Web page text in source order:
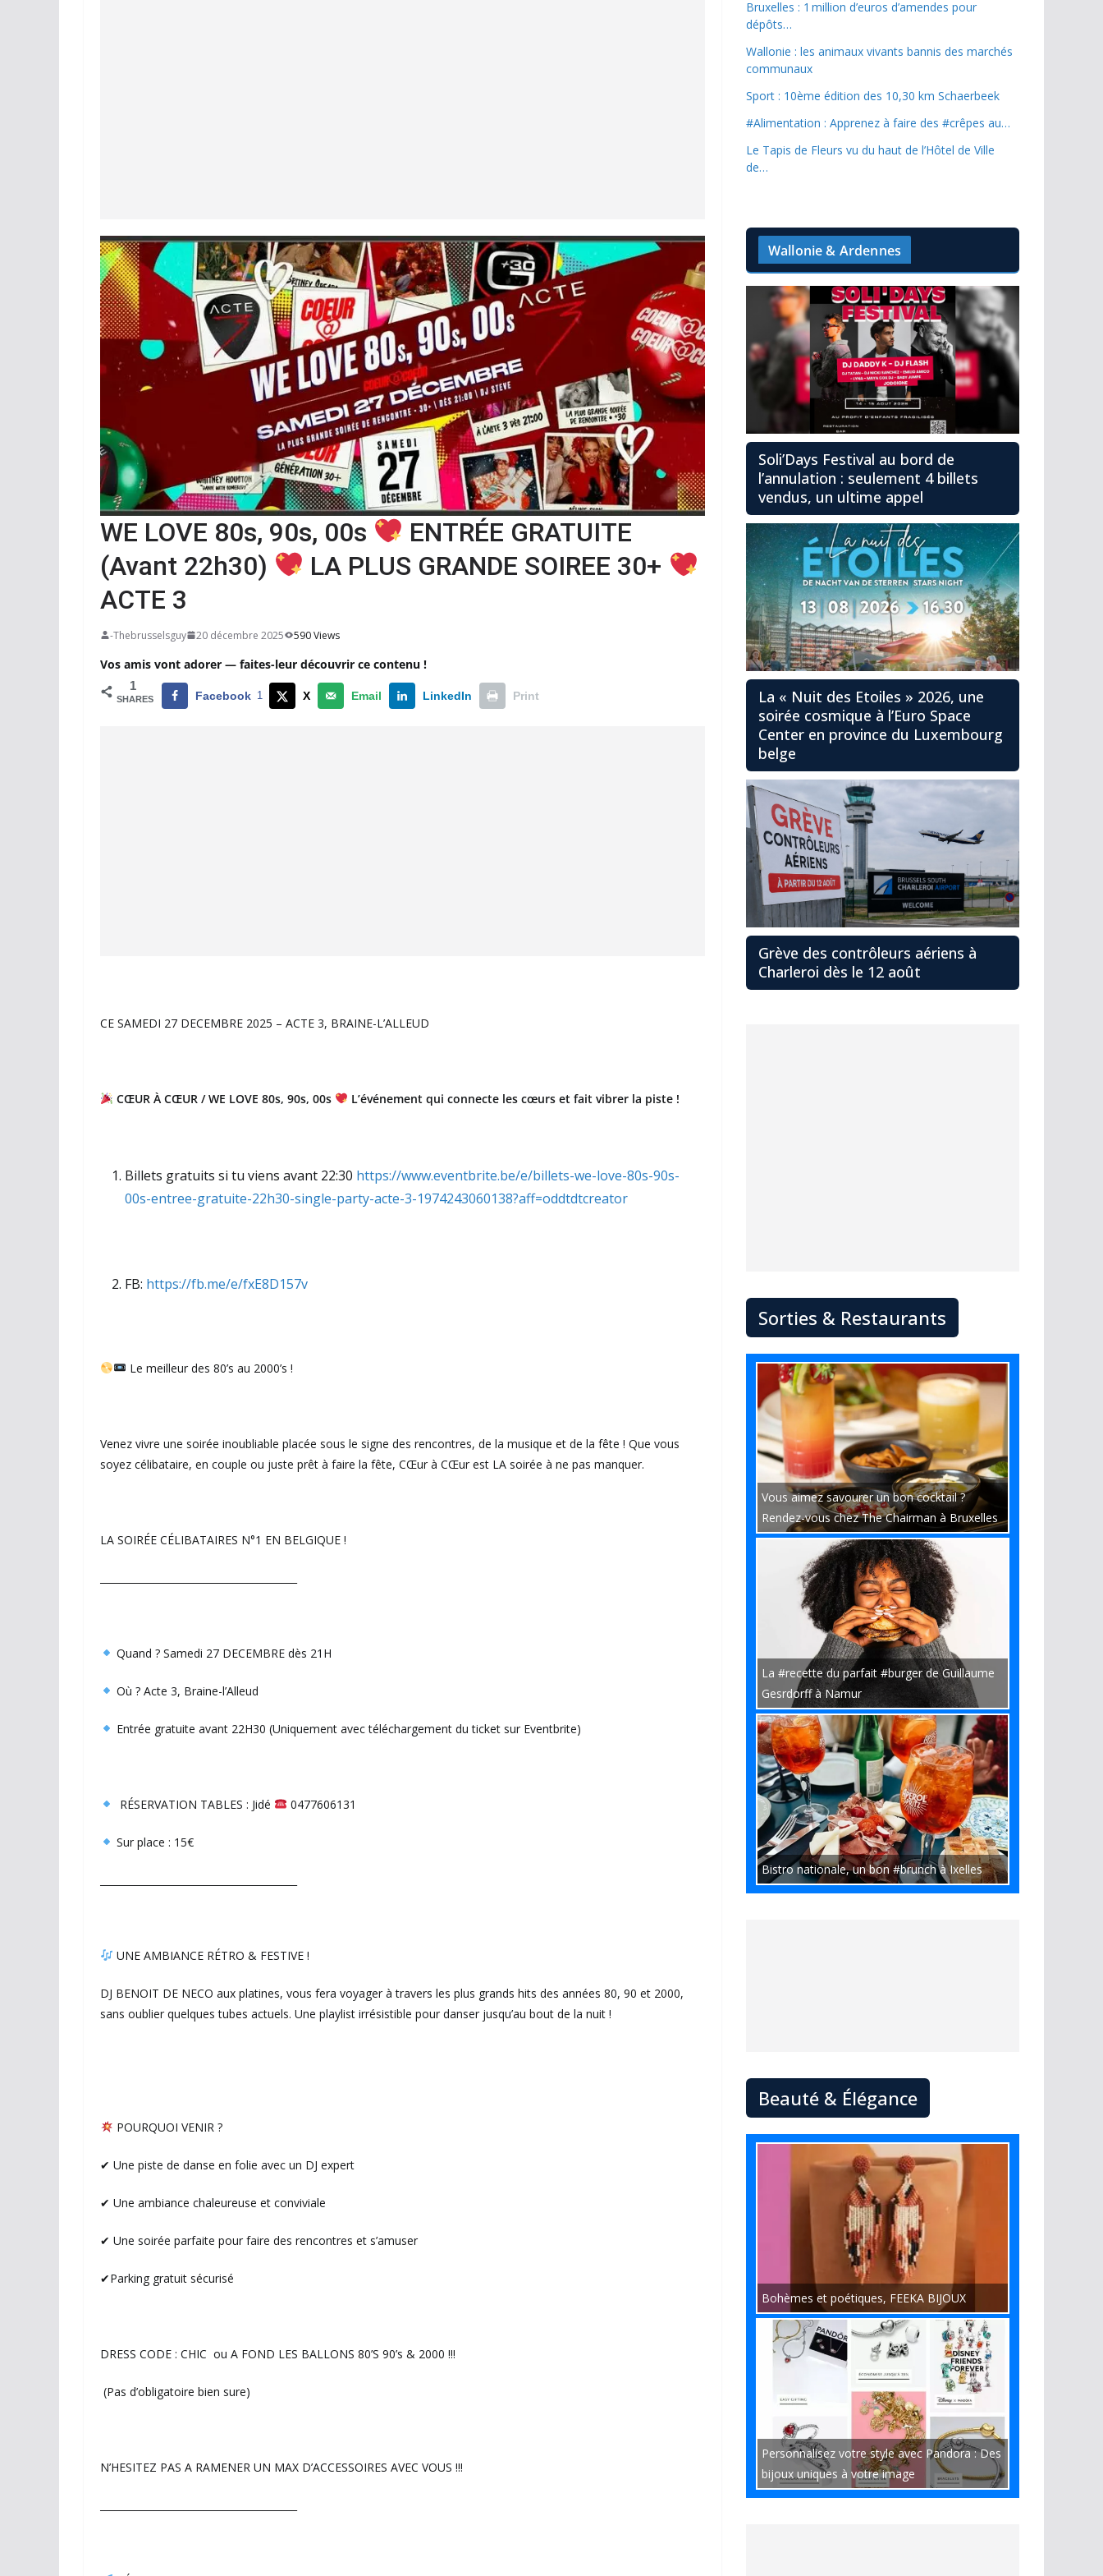
WE LOVE 80s, 90s, 00s
ENTRÉE GRATUITE
(Avant 22h30)
LA PLUS GRANDE SOIREE 30+
ACTE 3
-Thebrusselsguy 20 décembre 2025 590 Views
Vos amis vont adorer — faites-leur découvrir ce contenu !
1
SHARES Facebook 1 X Email LinkedIn Print
CE SAMEDI 27 DECEMBRE 2025 – ACTE 3, BRAINE-L’ALLEUD
CŒUR À CŒUR / WE LOVE 80s, 90s, 00s L’événement qui connecte les cœurs et fait vibrer la piste !
Billets gratuits si tu viens avant 22:30 https://www.eventbrite.be/e/billets-we-love-80s-90s-
00s-entree-gratuite-22h30-single-party-acte-3-1974243060138?aff=oddtdtcreator
FB: https://fb.me/e/fxE8D157v
Le meilleur des 80’s au 2000’s !
Venez vivre une soirée inoubliable placée sous le signe des rencontres, de la musique et de la fête ! Que vous
soyez célibataire, en couple ou juste prêt à faire la fête, CŒur à CŒur est LA soirée à ne pas manquer.
LA SOIRÉE CÉLIBATAIRES N°1 EN BELGIQUE !
Quand ? Samedi 27 DECEMBRE dès 21H
Où ? Acte 3, Braine-l’Alleud
Entrée gratuite avant 22H30 (Uniquement avec téléchargement du ticket sur Eventbrite)
RÉSERVATION TABLES : Jidé 0477606131
Sur place : 15€
UNE AMBIANCE RÉTRO & FESTIVE !
DJ BENOIT DE NECO aux platines, vous fera voyager à travers les plus grands hits des années 80, 90 et 2000,
sans oublier quelques tubes actuels. Une playlist irrésistible pour danser jusqu’au bout de la nuit !
POURQUOI VENIR ?
✔ Une piste de danse en folie avec un DJ expert
✔ Une ambiance chaleureuse et conviviale
✔ Une soirée parfaite pour faire des rencontres et s’amuser
✔Parking gratuit sécurisé
DRESS CODE : CHIC ou A FOND LES BALLONS 80’S 90’s & 2000 !!!
(Pas d’obligatoire bien sure)
N’HESITEZ PAS A RAMENER UN MAX D’ACCESSOIRES AVEC VOUS !!!
Bruxelles : 1 million d’euros d’amendes pour
dépôts…
Wallonie : les animaux vivants bannis des marchés
communaux
Sport : 10ème édition des 10,30 km Schaerbeek
#Alimentation : Apprenez à faire des #crêpes au…
Le Tapis de Fleurs vu du haut de l’Hôtel de Ville
de…
Wallonie & Ardennes
Soli’Days Festival au bord de
l’annulation : seulement 4 billets
vendus, un ultime appel
La « Nuit des Etoiles » 2026, une
soirée cosmique à l’Euro Space
Center en province du Luxembourg
belge
Grève des contrôleurs aériens à
Charleroi dès le 12 août
Sorties & Restaurants
Vous aimez savourer un bon cocktail ?
Rendez-vous chez The Chairman à Bruxelles
La #recette du parfait #burger de Guillaume
Gesrdorff à Namur
Bistro nationale, un bon #brunch à Ixelles
Beauté & Élégance
Bohèmes et poétiques, FEEKA BIJOUX
Personnalisez votre style avec Pandora : Des
bijoux uniques à votre image